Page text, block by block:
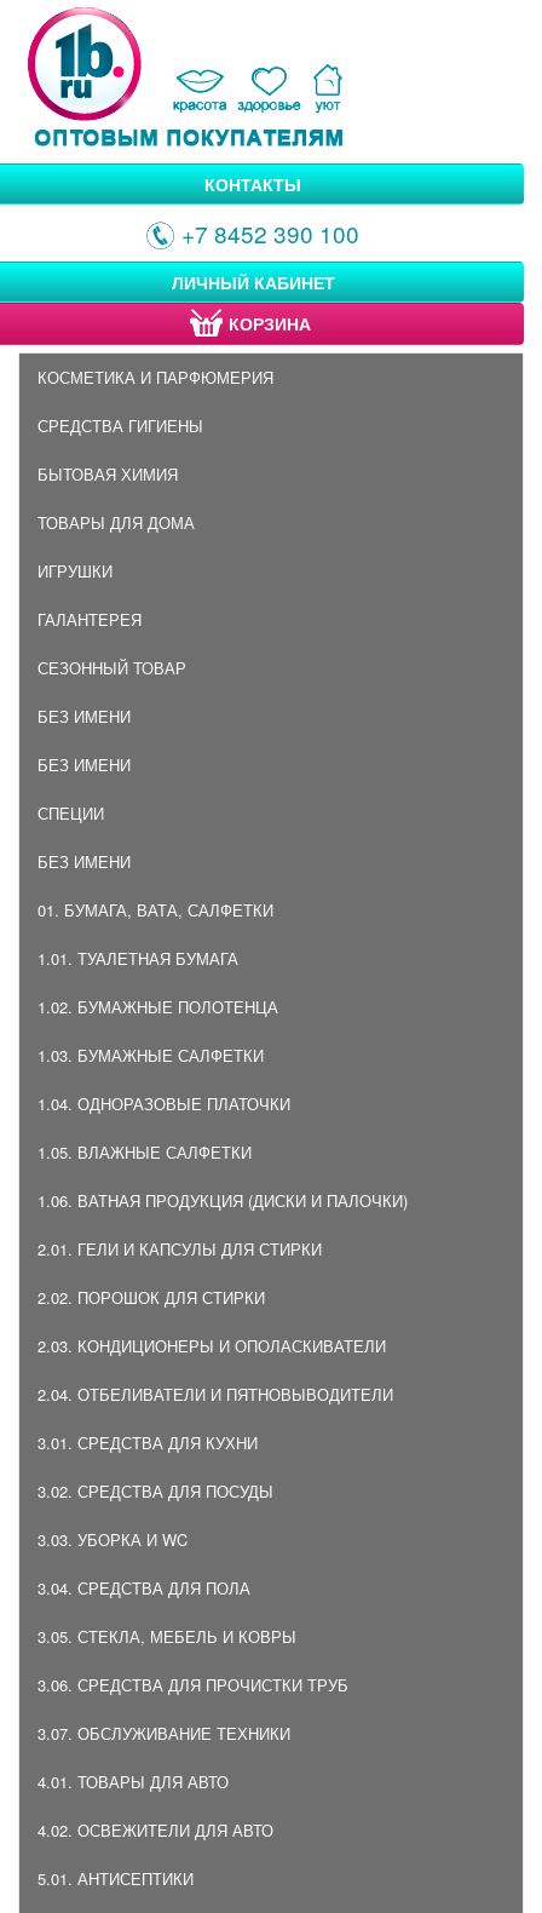
КОНТАКТЫ
+7 8452 390 100
ЛИЧНЫЙ КАБИНЕТ
КОРЗИНА
КОСМЕТИКА И ПАРФЮМЕРИЯ
СРЕДСТВА ГИГИЕНЫ
БЫТОВАЯ ХИМИЯ
ТОВАРЫ ДЛЯ ДОМА
ИГРУШКИ
ГАЛАНТЕРЕЯ
СЕЗОННЫЙ ТОВАР
БЕЗ ИМЕНИ
БЕЗ ИМЕНИ
СПЕЦИИ
БЕЗ ИМЕНИ
01. БУМАГА, ВАТА, САЛФЕТКИ
1.01. ТУАЛЕТНАЯ БУМАГА
1.02. БУМАЖНЫЕ ПОЛОТЕНЦА
1.03. БУМАЖНЫЕ САЛФЕТКИ
1.04. ОДНОРАЗОВЫЕ ПЛАТОЧКИ
1.05. ВЛАЖНЫЕ САЛФЕТКИ
1.06. ВАТНАЯ ПРОДУКЦИЯ (ДИСКИ И ПАЛОЧКИ)
2.01. ГЕЛИ И КАПСУЛЫ ДЛЯ СТИРКИ
2.02. ПОРОШОК ДЛЯ СТИРКИ
2.03. КОНДИЦИОНЕРЫ И ОПОЛАСКИВАТЕЛИ
2.04. ОТБЕЛИВАТЕЛИ И ПЯТНОВЫВОДИТЕЛИ
3.01. СРЕДСТВА ДЛЯ КУХНИ
3.02. СРЕДСТВА ДЛЯ ПОСУДЫ
3.03. УБОРКА И WC
3.04. СРЕДСТВА ДЛЯ ПОЛА
3.05. СТЕКЛА, МЕБЕЛЬ И КОВРЫ
3.06. СРЕДСТВА ДЛЯ ПРОЧИСТКИ ТРУБ
3.07. ОБСЛУЖИВАНИЕ ТЕХНИКИ
4.01. ТОВАРЫ ДЛЯ АВТО
4.02. ОСВЕЖИТЕЛИ ДЛЯ АВТО
5.01. АНТИСЕПТИКИ